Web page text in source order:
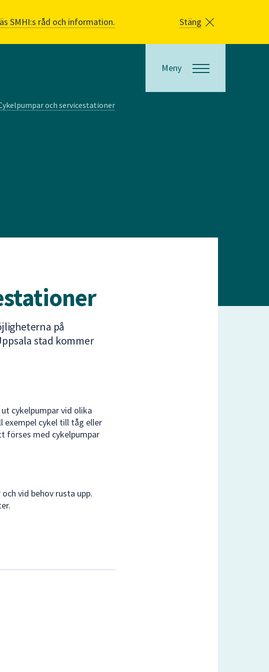
SMHI:s råd och information. Stäng
Meny
och servicestationer
på
stad kommer
cykelpumpar vid olika
cykel till tåg eller
förses med cykelpumpar
vid behov rusta upp.